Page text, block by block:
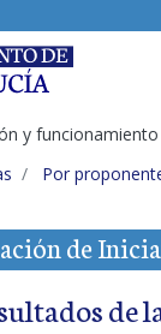
y funcionamiento
Por
de
de